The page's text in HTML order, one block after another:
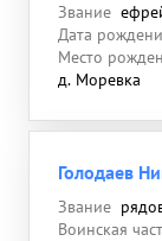
Звание
Дата
Место
д. Моревка
Голодаев
Звание
Воинская